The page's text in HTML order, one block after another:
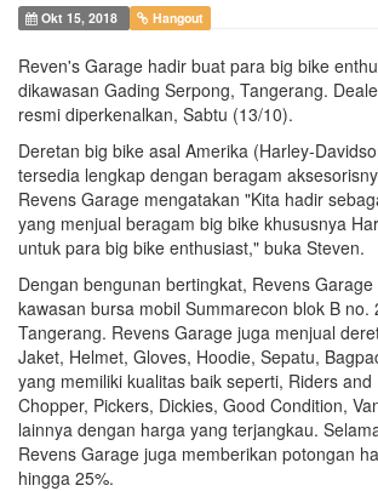
Okt 15, 2018 Hangout
Reven's Garage hadir buat para big bike
dikawasan Gading Serpong, Tangerang.
resmi diperkenalkan, Sabtu (13/10).
Deretan big bike asal Amerika (Harley-
tersedia lengkap dengan beragam
Revens Garage mengatakan "Kita hadir
yang menjual beragam big bike khususnya
untuk para big bike enthusiast," buka Steven.
Dengan bengunan bertingkat, Revens
kawasan bursa mobil Summarecon blok B no.
Tangerang. Revens Garage juga menjual
Jaket, Helmet, Gloves, Hoodie, Sepatu,
yang memiliki kualitas baik seperti, Riders
Chopper, Pickers, Dickies, Good Condition,
lainnya dengan harga yang terjangkau.
Revens Garage juga memberikan potongan
hingga 25%.